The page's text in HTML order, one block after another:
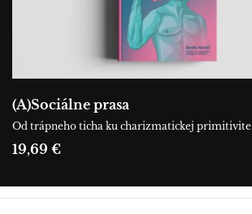
(A)Sociálne prasa
Od trápneho ticha ku charizmatickej primitivite
19,69 €